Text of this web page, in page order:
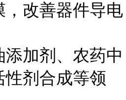
，改善器件导电
加剂、农药中
性剂合成等领